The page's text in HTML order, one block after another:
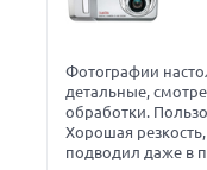
Фотографии
детальные,
обработки.
Хорошая
подводил даже в